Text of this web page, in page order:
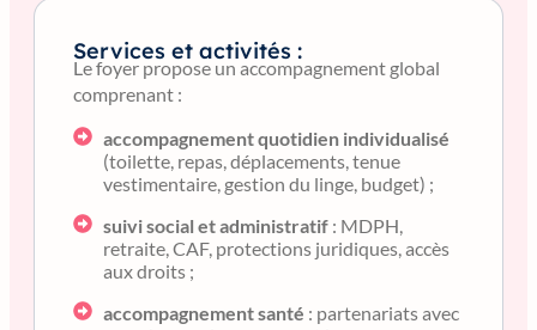
Services et activités :
Le foyer propose un accompagnement global
comprenant :
accompagnement quotidien individualisé
(toilette, repas, déplacements, tenue
vestimentaire, gestion du linge, budget) ;
suivi social et administratif : MDPH,
retraite, CAF, protections juridiques, accès
aux droits ;
accompagnement santé : partenariats avec